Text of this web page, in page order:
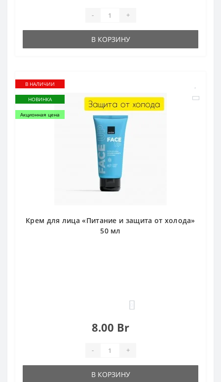
- +
В КОРЗИНУ
В НАЛИЧИИ
НОВИНКА
Акционная цена
Крем для лица «Питание и защита от холода»
50 мл
8.00 Br
- +
В КОРЗИНУ